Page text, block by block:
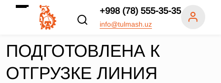
+998 (78) 555-35-35
info@tulmash.uz
ПОДГОТОВЛЕНА К
ОТГРУЗКЕ ЛИНИЯ